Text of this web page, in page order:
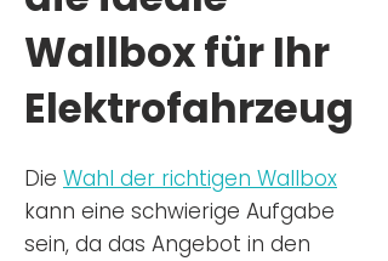
Wallbox für Ihr
Elektrofahrzeug
Die Wahl der richtigen Wallbox
kann eine schwierige Aufgabe
sein, da das Angebot in den